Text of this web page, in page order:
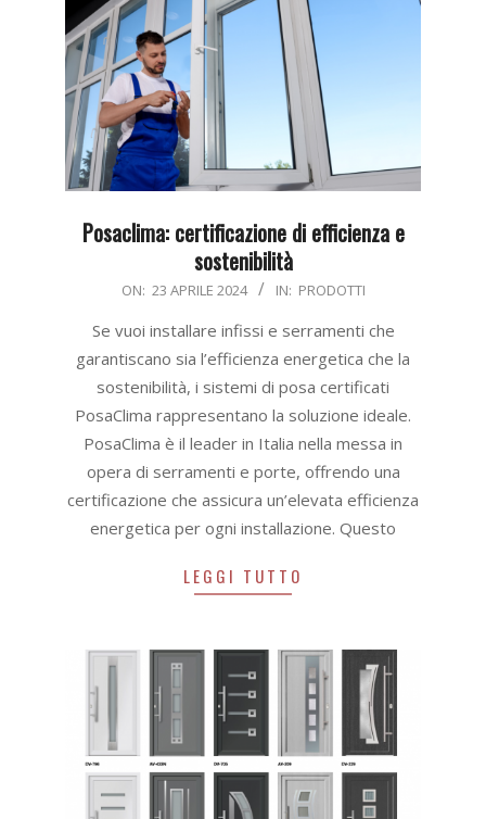
Posaclima: certificazione di efficienza e
sostenibilità
ON: 23 APRILE 2024 IN: PRODOTTI
Se vuoi installare infissi e serramenti che
garantiscano sia l’efficienza energetica che la
sostenibilità, i sistemi di posa certificati
PosaClima rappresentano la soluzione ideale.
PosaClima è il leader in Italia nella messa in
opera di serramenti e porte, offrendo una
certificazione che assicura un’elevata efficienza
energetica per ogni installazione. Questo
LEGGI TUTTO